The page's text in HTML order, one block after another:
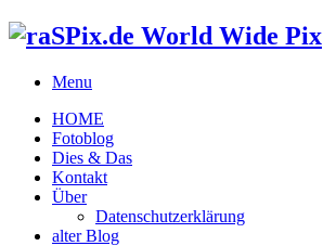
World Wide Pix
Menu
HOME
Fotoblog
Dies & Das
Kontakt
Über
Datenschutzerklärung
alter Blog